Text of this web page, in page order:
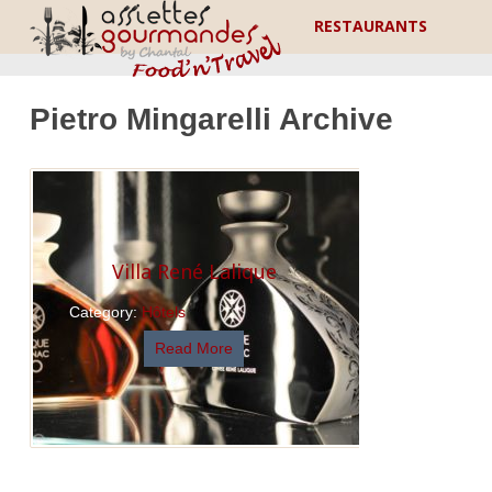
RESTAURANTS
Pietro Mingarelli Archive
Villa René Lalique
Category:Hôtels
Read More